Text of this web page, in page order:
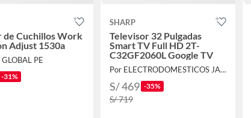
de Cuchillos Work
Adjust 1530a
PE
-31%
SHARP
Televisor 32 Pulgadas
Smart TV Full HD 2T-
C32GF2060L Google TV
Por ELECTRODOMESTICOS JARED
S/ 469 -35%
S/ 719